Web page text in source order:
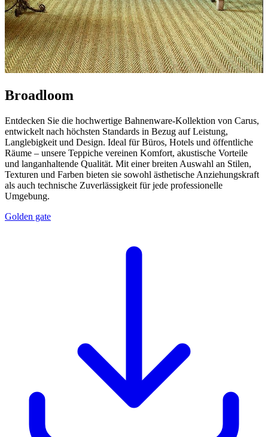
Broadloom
Entdecken Sie die hochwertige Bahnenware-Kollektion von Carus,
entwickelt nach höchsten Standards in Bezug auf Leistung,
Langlebigkeit und Design. Ideal für Büros, Hotels und öffentliche
Räume – unsere Teppiche vereinen Komfort, akustische Vorteile
und langanhaltende Qualität. Mit einer breiten Auswahl an Stilen,
Texturen und Farben bieten sie sowohl ästhetische Anziehungskraft
als auch technische Zuverlässigkeit für jede professionelle
Umgebung.
Golden gate